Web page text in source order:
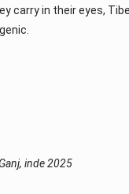
carry in their eyes,
inde 2025